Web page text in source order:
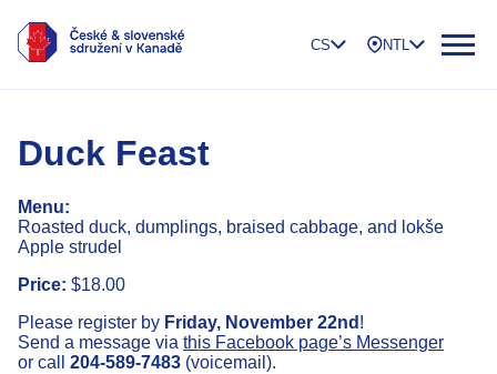
CS NTL
Duck Feast
Menu:
Roasted duck, dumplings, braised cabbage, and lokše
Apple strudel
Price: $18.00
Please register by Friday, November 22nd !
Send a message via this Facebook page’s Messenger
or call 204-589-7483 (voicemail).